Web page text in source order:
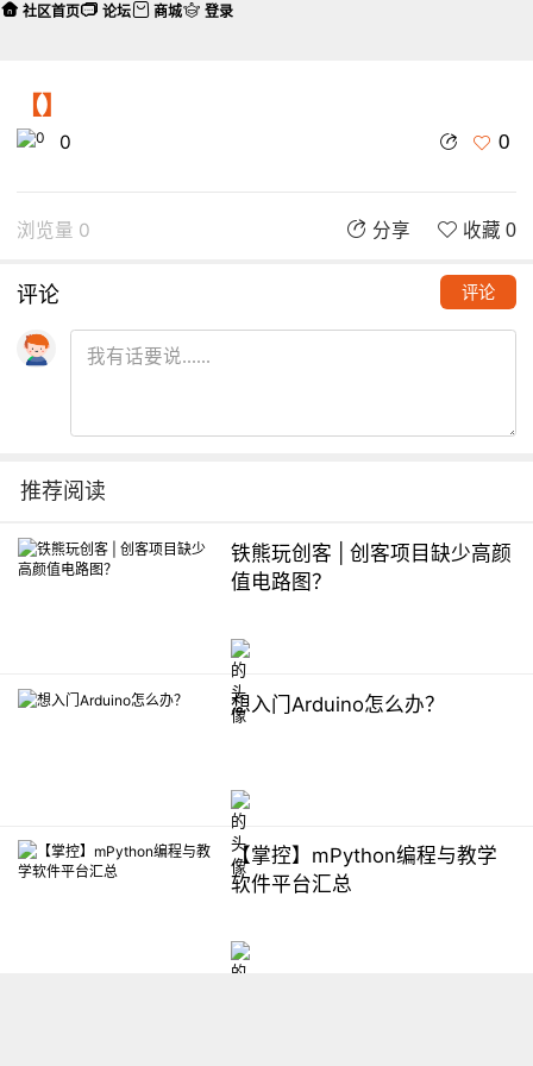
【】
0 0
浏览量 0 分享 收藏 0
评论 评论
推荐阅读
铁熊玩创客 | 创客项目缺少高颜
值电路图？
想入门Arduino怎么办？
【掌控】mPython编程与教学
软件平台汇总
社区首页 论坛 商城 登录